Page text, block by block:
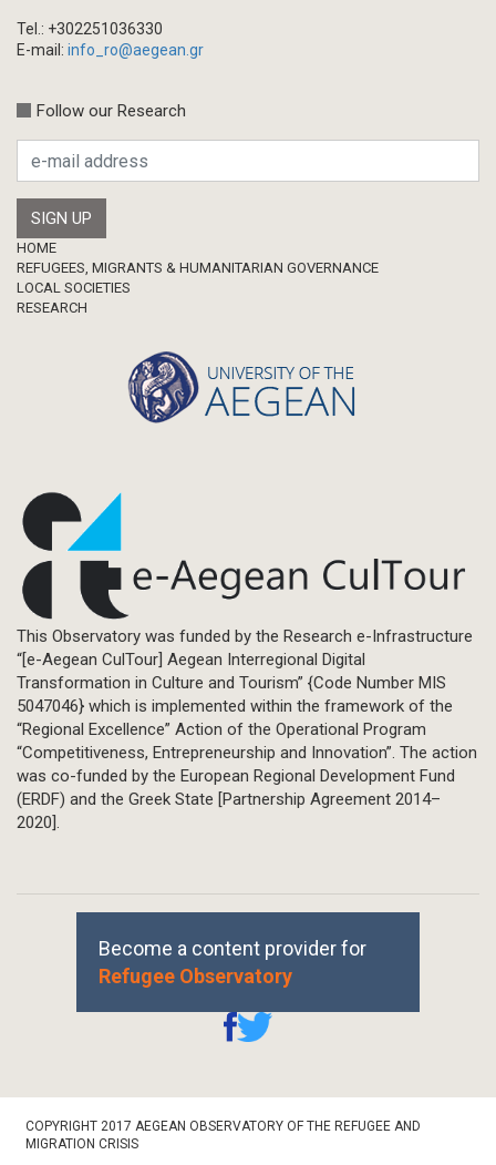
Chapter in Collected Volume
Calls
Research Publication
Master Thesis
Tel.: +302251036330
E-mail: info_ro@aegean.gr
Follow our Research
Footer
HOME
REFUGEES, MIGRANTS & HUMANITARIAN GOVERNANCE
LOCAL SOCIETIES
RESEARCH
This Observatory was funded by the Research e-Infrastructure
“[e-Aegean CulTour] Aegean Interregional Digital
Transformation in Culture and Tourism” {Code Number MIS
5047046} which is implemented within the framework of the
“Regional Excellence” Action of the Operational Program
“Competitiveness, Entrepreneurship and Innovation”. The action
was co-funded by the European Regional Development Fund
(ERDF) and the Greek State [Partnership Agreement 2014–
2020].
Become a content provider for
Refugee Observatory
Footer
Bottom
COPYRIGHT 2017 AEGEAN OBSERVATORY OF THE REFUGEE AND
MIGRATION CRISIS